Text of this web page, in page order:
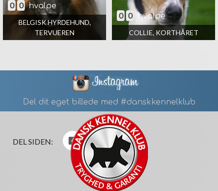
0 0 hvalpe
BELGISK HYRDEHUND,
TERVUEREN
0 0 hvalpe
COLLIE, KORTHÅRET
Del dit eget billede med #danskkennelklub
DEL SIDEN: